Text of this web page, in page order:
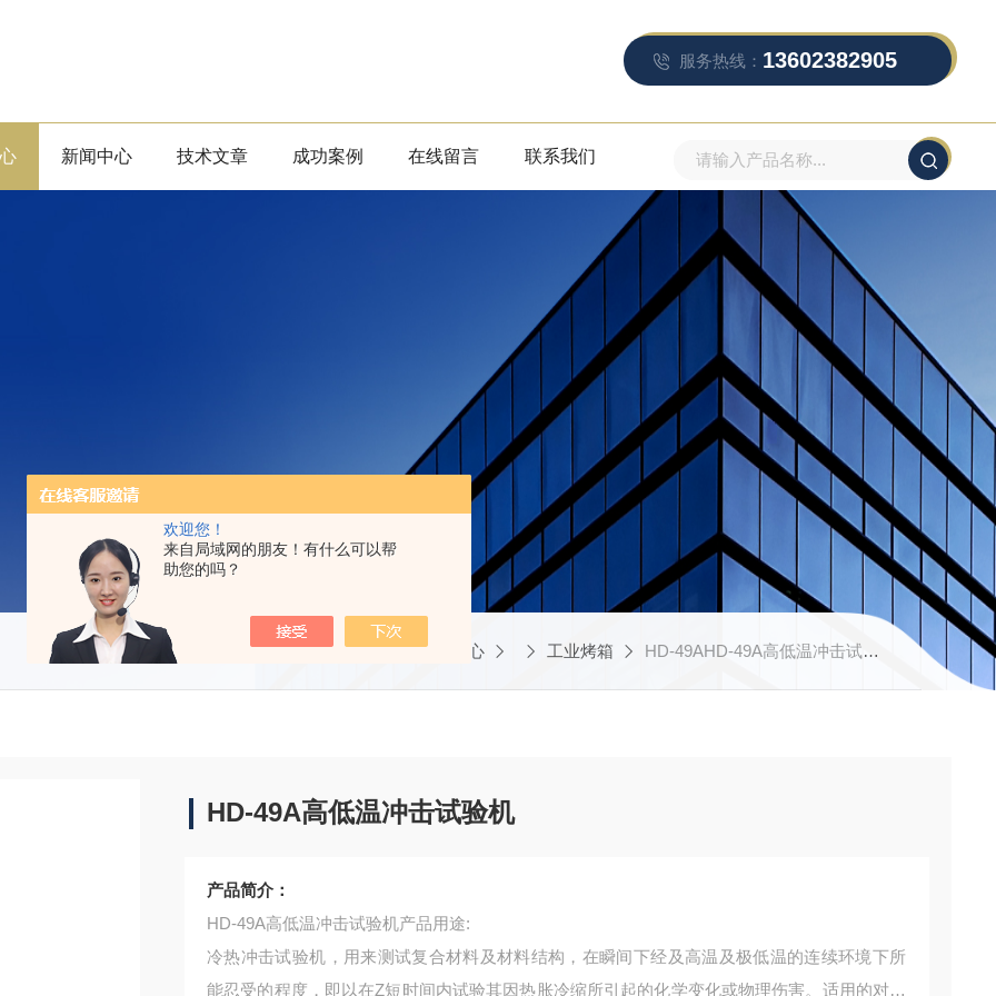
欢迎您！
来自局域网的朋友！有什么可以帮
助您的吗？
服务热线： 13602382905
新闻中心 技术文章 成功案例 在线留言 联系我们
当前位置：首页 产品中心 工业烤箱 HD-49AHD-49A高低温冲击试验机
HD-49A高低温冲击试验机
产品简介：
HD-49A高低温冲击试验机产品用途:
冷热冲击试验机，用来测试复合材料及材料结构，在瞬间下经及高温及极低温的连续环境下所
能忍受的程度，即以在Z短时间内试验其因热胀冷缩所引起的化学变化或物理伤害。适用的对象